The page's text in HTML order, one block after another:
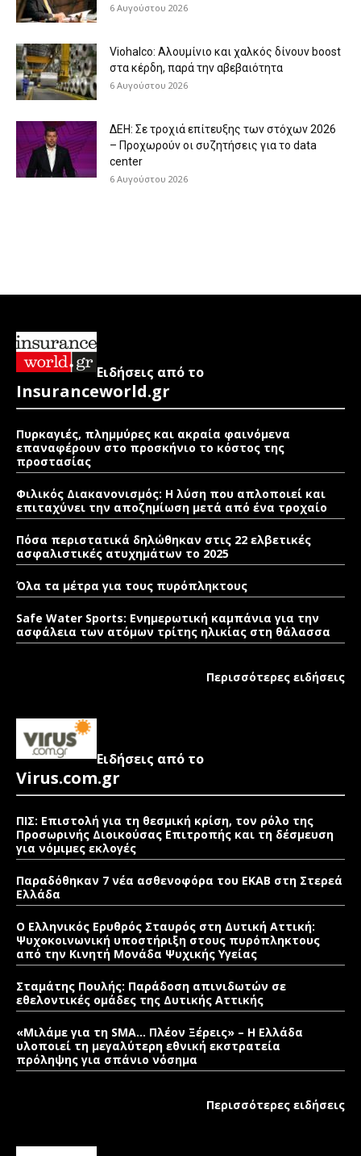
6 Αυγούστου 2026
Viohalco: Aλουμίνιο και χαλκός δίνουν boost
στα κέρδη, παρά την αβεβαιότητα
6 Αυγούστου 2026
ΔΕΗ: Σε τροχιά επίτευξης των στόχων 2026
– Προχωρούν οι συζητήσεις για το data
center
6 Αυγούστου 2026
Ειδήσεις από το
Insuranceworld.gr
Πυρκαγιές, πλημμύρες και ακραία φαινόμενα
επαναφέρουν στο προσκήνιο το κόστος της
προστασίας
Φιλικός Διακανονισμός: Η λύση που απλοποιεί και
επιταχύνει την αποζημίωση μετά από ένα τροχαίο
Πόσα περιστατικά δηλώθηκαν στις 22 ελβετικές
ασφαλιστικές ατυχημάτων το 2025
Όλα τα μέτρα για τους πυρόπληκτους
Safe Water Sports: Eνημερωτική καμπάνια για την
ασφάλεια των ατόμων τρίτης ηλικίας στη θάλασσα
Περισσότερες ειδήσεις
Ειδήσεις από το
Virus.com.gr
ΠΙΣ: Επιστολή για τη θεσμική κρίση, τον ρόλο της
Προσωρινής Διοικούσας Επιτροπής και τη δέσμευση
για νόμιμες εκλογές
Παραδόθηκαν 7 νέα ασθενοφόρα του ΕΚΑΒ στη Στερεά
Ελλάδα
Ο Ελληνικός Ερυθρός Σταυρός στη Δυτική Αττική:
Ψυχοκοινωνική υποστήριξη στους πυρόπληκτους
από την Κινητή Μονάδα Ψυχικής Υγείας
Σταμάτης Πουλής: Παράδοση απινιδωτών σε
εθελοντικές ομάδες της Δυτικής Αττικής
«Μιλάμε για τη SMA… Πλέον Ξέρεις» – Η Ελλάδα
υλοποιεί τη μεγαλύτερη εθνική εκστρατεία
πρόληψης για σπάνιο νόσημα
Περισσότερες ειδήσεις